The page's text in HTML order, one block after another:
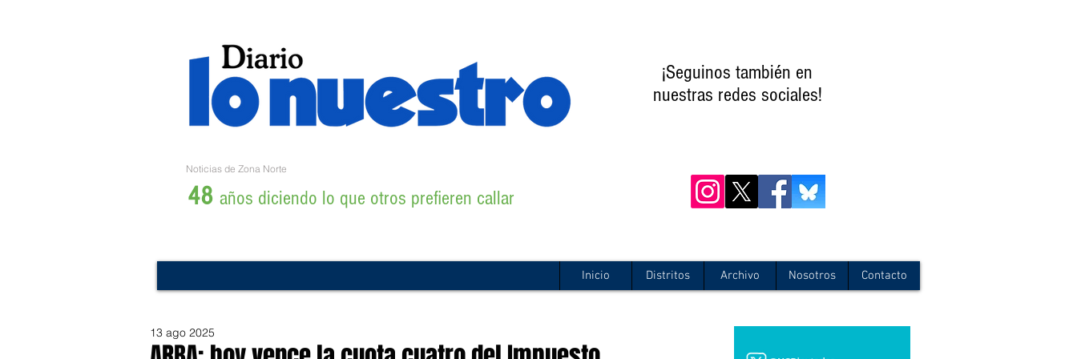
¡Seguinos también en
nuestras redes sociales!
Noticias de Zona Norte
48 años diciendo lo que otros prefieren callar
Inicio Distritos Archivo Nosotros Contacto
13 ago 2025